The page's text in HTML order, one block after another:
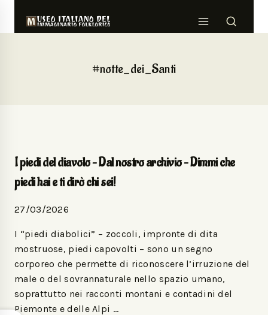
#notte_dei_Santi
I piedi del diavolo – Dal nostro archivio – Dimmi che
piedi hai e ti dirò chi sei!
27/03/2026
I “piedi diabolici” – zoccoli, impronte di dita
mostruose, piedi capovolti – sono un segno
corporeo che permette di riconoscere l’irruzione del
male o del sovrannaturale nello spazio umano,
soprattutto nei racconti montani e contadini del
Piemonte e delle Alpi …